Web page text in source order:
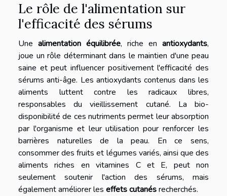
Le rôle de l'alimentation sur
l'efficacité des sérums
Une alimentation équilibrée, riche en antioxydants,
joue un rôle déterminant dans le maintien d'une peau
saine et peut influencer positivement l'efficacité des
sérums anti-âge. Les antioxydants contenus dans les
aliments luttent contre les radicaux libres,
responsables du vieillissement cutané. La bio-
disponibilité de ces nutriments permet leur absorption
par l'organisme et leur utilisation pour renforcer les
barrières naturelles de la peau. En ce sens,
consommer des fruits et légumes variés, ainsi que des
aliments riches en vitamines C et E, peut non
seulement soutenir l'action des sérums, mais
également améliorer les effets cutanésrecherchés.